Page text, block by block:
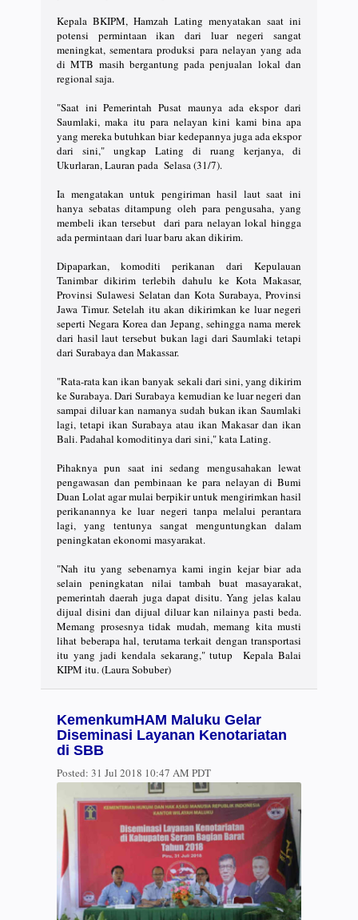
Kepala BKIPM, Hamzah Lating menyatakan saat ini
potensi permintaan ikan dari luar negeri sangat
meningkat, sementara produksi para nelayan yang ada
di MTB masih bergantung pada penjualan lokal dan
regional saja.
"Saat ini Pemerintah Pusat maunya ada ekspor dari
Saumlaki, maka itu para nelayan kini kami bina apa
yang mereka butuhkan biar kedepannya juga ada ekspor
dari sini," ungkap Lating di ruang kerjanya, di
Ukurlaran, Lauran pada Selasa (31/7).
Ia mengatakan untuk pengiriman hasil laut saat ini
hanya sebatas ditampung oleh para pengusaha, yang
membeli ikan tersebut dari para nelayan lokal hingga
ada permintaan dari luar baru akan dikirim.
Dipaparkan, komoditi perikanan dari Kepulauan
Tanimbar dikirim terlebih dahulu ke Kota Makasar,
Provinsi Sulawesi Selatan dan Kota Surabaya, Provinsi
Jawa Timur. Setelah itu akan dikirimkan ke luar negeri
seperti Negara Korea dan Jepang, sehingga nama merek
dari hasil laut tersebut bukan lagi dari Saumlaki tetapi
dari Surabaya dan Makassar.
"Rata-rata kan ikan banyak sekali dari sini, yang dikirim
ke Surabaya. Dari Surabaya kemudian ke luar negeri dan
sampai diluar kan namanya sudah bukan ikan Saumlaki
lagi, tetapi ikan Surabaya atau ikan Makasar dan ikan
Bali. Padahal komoditinya dari sini," kata Lating.
Pihaknya pun saat ini sedang mengusahakan lewat
pengawasan dan pembinaan ke para nelayan di Bumi
Duan Lolat agar mulai berpikir untuk mengirimkan hasil
perikanannya ke luar negeri tanpa melalui perantara
lagi, yang tentunya sangat menguntungkan dalam
peningkatan ekonomi masyarakat.
"Nah itu yang sebenarnya kami ingin kejar biar ada
selain peningkatan nilai tambah buat masayarakat,
pemerintah daerah juga dapat disitu. Yang jelas kalau
dijual disini dan dijual diluar kan nilainya pasti beda.
Memang prosesnya tidak mudah, memang kita musti
lihat beberapa hal, terutama terkait dengan transportasi
itu yang jadi kendala sekarang," tutup Kepala Balai
KIPM itu. (Laura Sobuber)
KemenkumHAM Maluku Gelar
Diseminasi Layanan Kenotariatan
di SBB
Posted: 31 Jul 2018 10:47 AM PDT